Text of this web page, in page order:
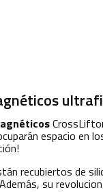
espacio en
recubiertos de
su